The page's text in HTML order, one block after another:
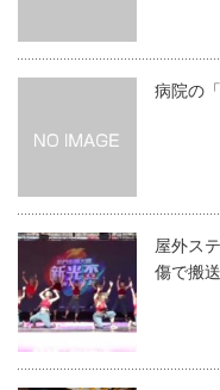
病院の
屋外ス
傷で搬送